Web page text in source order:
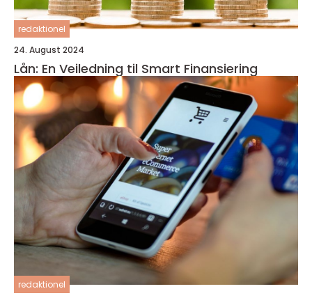
redaktionel
24. August 2024
Lån: En Veiledning til Smart Finansiering
redaktionel